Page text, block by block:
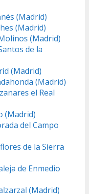
(Madrid)
(Madrid)
(Madrid)
de la
(Madrid)
(Madrid)
el Real
(Madrid)
del Campo
de la Sierra
de Enmedio
(Madrid)